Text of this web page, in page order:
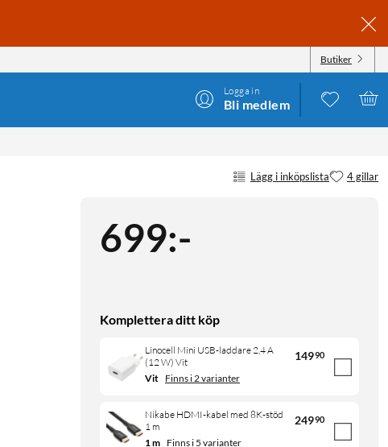
Butiker
Logga in
Bli medlem
Lägg i inköpslista 4 gillar
699:-
Komplettera ditt köp
Linocell Mini USB-laddare 2,4 A
(12 W) Vit
14990
Vit Finns i 2 varianter
Nikabe HDMI-kabel med 8K-stöd
1 m
24990
1 m Finns i 5 varianter